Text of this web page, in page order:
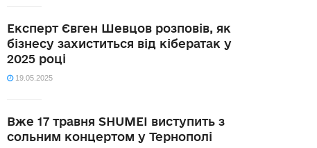
Експерт Євген Шевцов розповів, як
бізнесу захиститься від кібератак у
2025 році
19.05.2025
Вже 17 травня SHUMEI виступить з
сольним концертом у Тернополі